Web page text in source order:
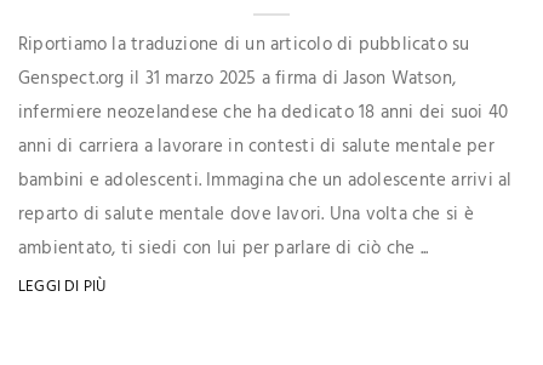
Riportiamo la traduzione di un articolo di pubblicato su
Genspect.org il 31 marzo 2025 a firma di Jason Watson,
infermiere neozelandese che ha dedicato 18 anni dei suoi 40
anni di carriera a lavorare in contesti di salute mentale per
bambini e adolescenti. Immagina che un adolescente arrivi al
reparto di salute mentale dove lavori. Una volta che si è
ambientato, ti siedi con lui per parlare di ciò che ...
LEGGI DI PIÙ